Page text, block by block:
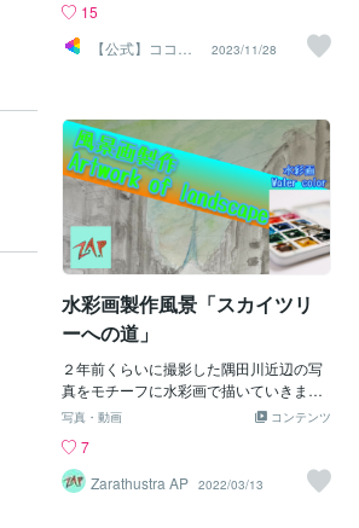
は、PRO認定を受けた映像クリエイター
としてココナラで動画制作の仕事をして
いる吉川 なおきさん。システムエンジニ
さんの、仕事に対する想いや今後の夢に
ついて伺いました。やりたいことや挑戦
したいことがあっても、なかなか一歩踏
み出せないという方へのメッセージも頂
いたので、ぜひ最後までお読みくださ
い！サービスURL【経歴・キャリア】シ
ステムエンジニアから市役所の福祉課に
転職大学卒業後、大手企業にてシステム
エンジニアとして働いていました。パソ
コンが好きだったのでIT系の仕事がした
くて入社したのですが、よりお客様に近
い仕事がしたいと思うようになり、公務
員になって市役所の福祉課へと職場を変
えました。以前から趣味で動画制作をし
にしたいなと考えるようになりました。
卒業してからずっと「いつか独立した
い」と思っていたこともあり、独学で動
15
【公式】ココナ
ラ広報
2023/11/28
水彩画製作風景「スカイツリ
ーへの道」
２年前くらいに撮影した隅田川近辺の写
真をモチーフに水彩画で描いていきま
す。 今回は、ひとつのテーマを持って描
さい。 ご質問、ご感想がありましたら是
非コメントください。Philip/K/Kom
コンテンツ
写真・動画
7
Zarathustra AP 2022/03/13